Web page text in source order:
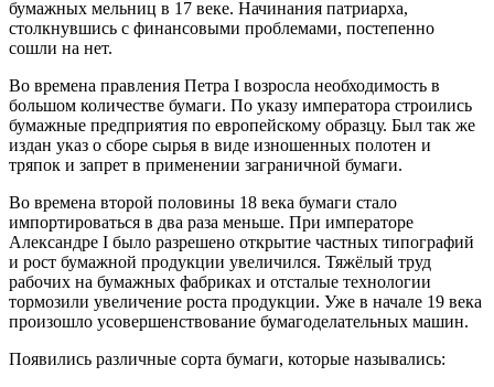
бумажных мельниц в 17 веке. Начинания патриарха,
столкнувшись с финансовыми проблемами, постепенно
сошли на нет.
Во времена правления Петра I возросла необходимость в
большом количестве бумаги. По указу императора строились
бумажные предприятия по европейскому образцу. Был так же
издан указ о сборе сырья в виде изношенных полотен и
тряпок и запрет в применении заграничной бумаги.
Во времена второй половины 18 века бумаги стало
импортироваться в два раза меньше. При императоре
Александре I было разрешено открытие частных типографий
и рост бумажной продукции увеличился. Тяжёлый труд
рабочих на бумажных фабриках и отсталые технологии
тормозили увеличение роста продукции. Уже в начале 19 века
произошло усовершенствование бумагоделательных машин.
Появились различные сорта бумаги, которые назывались: